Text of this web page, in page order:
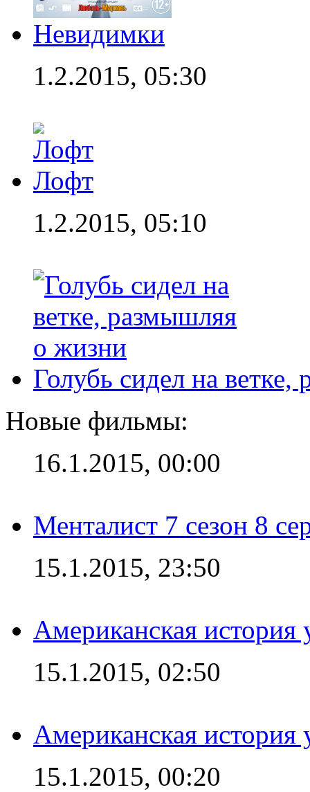
Невидимки
1.2.2015, 05:30
Лофт
1.2.2015, 05:10
Голубь сидел на
Новые фильмы:
16.1.2015, 00:00
Менталист 7 сезон 8
15.1.2015, 23:50
Американская история
15.1.2015, 02:50
Американская история
15.1.2015, 00:20